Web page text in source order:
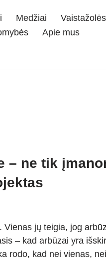
Medžiai Vaistažolės
Apie mus
– ne tik
jų teigia, jog
– kad arbūzai yra
rodo, kad nei vienas,